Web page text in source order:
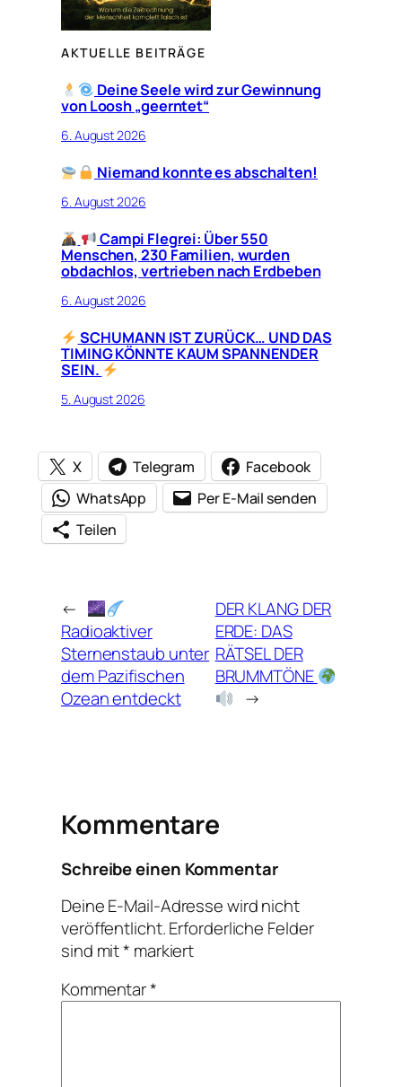
AKTUELLE BEITRÄGE
Deine Seele wird zur Gewinnung
von Loosh „geerntet“
6. August 2026
Niemand konnte es abschalten!
6. August 2026
Campi Flegrei: Über 550
Menschen, 230 Familien, wurden
obdachlos, vertrieben nach Erdbeben
6. August 2026
SCHUMANN IST ZURÜCK… UND DAS
TIMING KÖNNTE KAUM SPANNENDER
SEIN.
5. August 2026
X Telegram
Facebook
WhatsApp
Per E-Mail senden
Teilen
←
Radioaktiver
Sternenstaub unter
dem Pazifischen
Ozean entdeckt
DER KLANG DER
ERDE: DAS
RÄTSEL DER
BRUMMTÖNE
→
Kommentare
Schreibe einen Kommentar
Deine E-Mail-Adresse wird nicht
veröffentlicht.Erforderliche Felder
sind mit* markiert
Kommentar*